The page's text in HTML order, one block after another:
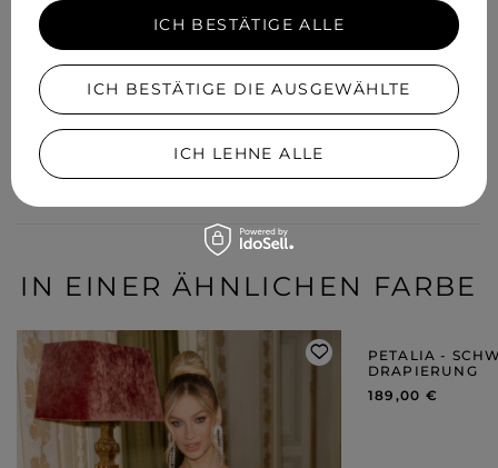
Für Ihre Bewertung erhalten Sie
IN EINER ÄHNLICHEN FARBE
PETALIA -
DRAPIERUNG
189,00 €
ICH BESTÄTIGE DIE AUSGEWÄHLTE
ICH LEHNE ALLE
ICH BESTÄTIGE ALLE